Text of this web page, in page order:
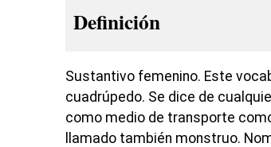
Definición
Sustantivo femenino. Este
cuadrúpedo. Se dice de
como medio de transporte
llamado también monstruo.